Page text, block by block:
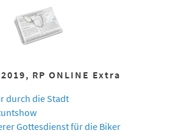
RP ONLINE Extra
durch die Stadt
Gottesdienst für die Biker